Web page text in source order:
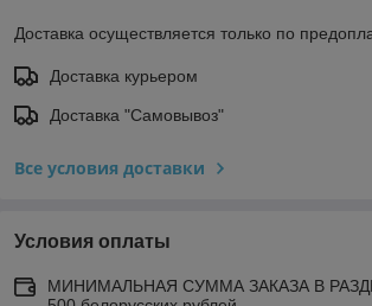
Доставка осуществляется только по
Доставка курьером
Доставка "Самовывоз"
Все условия доставки
Условия оплаты
МИНИМАЛЬНАЯ СУММА ЗАКАЗА В